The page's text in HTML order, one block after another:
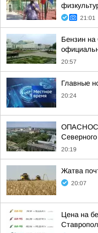
21:01
Бензин
20:57
Главные
20:24
20:19
Жатва
20:07
Цена на